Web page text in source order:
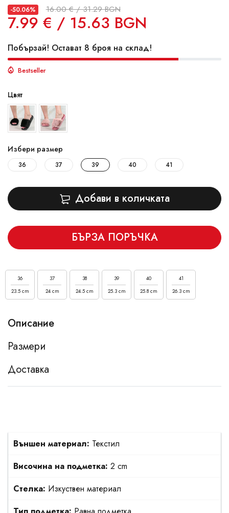
-50.06% 16.00 € / 31.29 BGN
7.99 € / 15.63 BGN
Побързай! Остават 8 броя на склад!
Bestseller
Цвят
Избери размер
36 37 39 40 41
Добави в количката
БЪРЗА ПОРЪЧКА
36
23.5 cm
37
24 cm
38
24.5 cm
39
25.3 cm
40
25.8 cm
41
26.3 cm
Описание
Размери
Доставка
Външен материал: Текстил
Височина на подметка: 2 cm
Стелка: Изкуствен материал